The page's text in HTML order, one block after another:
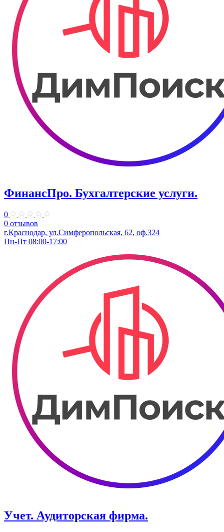
ФинансПро. Бухгалтерские услуги.
0
0 отзывов
г.Краснодар, ул.Симферопольская, 62, оф.324
Пн-Пт 08:00-17:00
Учет. Аудиторская фирма.